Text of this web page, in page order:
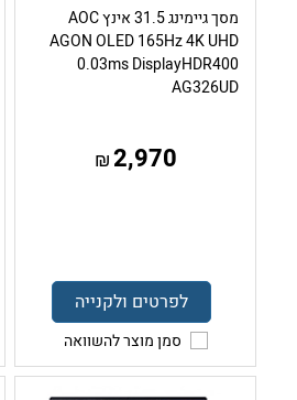
מסך גיימינג 31.5 אינץ AOC
AGON OLED 165Hz 4K UHD
0.03ms DisplayHDR400
AG326UD
2,970
₪
לפרטים ולקנייה
סמן מוצר להשוואה